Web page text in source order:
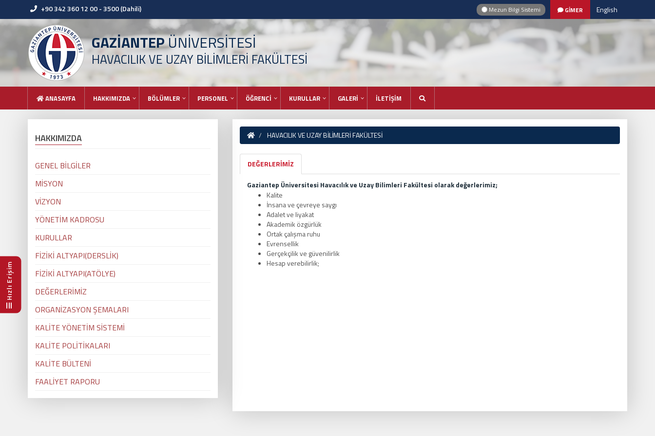
Hızlı Erişim
+90 342 360 12 00 - 3500 (Dahili) Mezun Bilgi Sistemi GİMER English
GAZİANTEPÜNİVERSİTESİ
HAVACILIK VE UZAY BİLİMLERİ FAKÜLTESİ
ANASAYFA HAKKIMIZDA BÖLÜMLER PERSONEL ÖĞRENCİ KURULLAR GALERİ İLETİŞİM
HAVACILIK VE UZAY BİLİMLERİ FAKÜLTESİ
DEĞERLERİMİZ
Gaziantep Üniversitesi Havacılık ve Uzay Bilimleri Fakültesi olarak değerlerimiz;
Kalite
İnsana ve çevreye saygı
Adalet ve liyakat
Akademik özgürlük
Ortak çalışma ruhu
Evrensellik
Gerçekçilik ve güvenilirlik
Hesap verebilirlik;
HAKKIMIZDA
GENEL BİLGİLER
MİSYON
VİZYON
YÖNETİM KADROSU
KURULLAR
FİZİKİ ALTYAPI(DERSLİK)
FİZİKİ ALTYAPI(ATÖLYE)
DEĞERLERİMİZ
ORGANİZASYON ŞEMALARI
KALİTE YÖNETİM SİSTEMİ
KALİTE POLİTİKALARI
KALİTE BÜLTENİ
FAALİYET RAPORU